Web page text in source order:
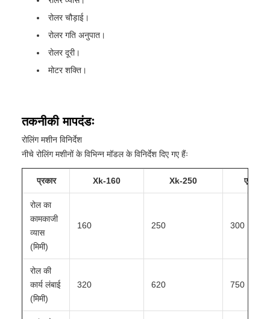
रोलर चौड़ाई।
रोलर गति अनुपात।
रोलर दूरी।
मोटर शक्ति।
तकनीकी मापदंडः
रोलिंग मशीन विनिर्देश
नीचे रोलिंग मशीनों के विभिन्न मॉडल के विनिर्देश दिए गए हैंः
प्रकार Xk-160 Xk-250 एक्सके-
रोल का
कामकाजी
व्यास
(मिमी)
160 250 300
रोल की
कार्य लंबाई
(मिमी)
320 620 750